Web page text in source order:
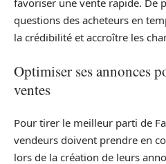
favoriser une vente rapide. De
questions des acheteurs en
la crédibilité et accroître les
Optimiser ses annonces
ventes
Pour tirer le meilleur parti de
vendeurs doivent prendre en
lors de la création de leurs